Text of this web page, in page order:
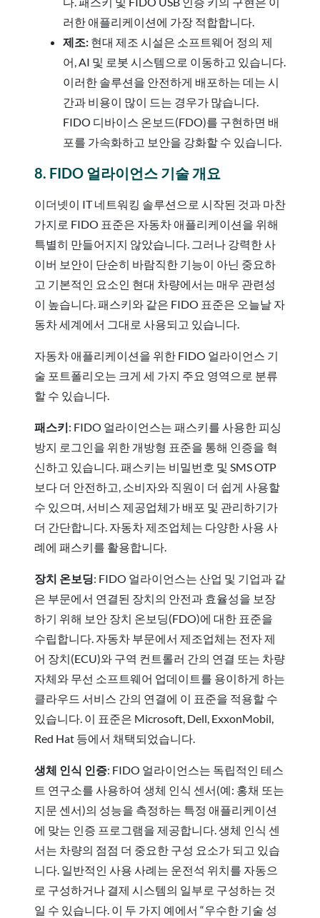
러한 애플리케이션에 가장 적합합니다.
제조: 현대 제조 시설은 소프트웨어 정의 제
어, AI 및 로봇 시스템으로 이동하고 있습니다.
이러한 솔루션을 안전하게 배포하는 데는 시
간과 비용이 많이 드는 경우가 많습니다.
FIDO 디바이스 온보드(FDO)를 구현하면 배
포를 가속화하고 보안을 강화할 수 있습니다.
8. FIDO 얼라이언스 기술 개요
이더넷이 IT 네트워킹 솔루션으로 시작된 것과 마찬
가지로 FIDO 표준은 자동차 애플리케이션을 위해
특별히 만들어지지 않았습니다. 그러나 강력한 사
이버 보안이 단순히 바람직한 기능이 아닌 중요하
고 기본적인 요소인 현대 차량에서는 매우 관련성
이 높습니다. 패스키와 같은 FIDO 표준은 오늘날 자
동차 세계에서 그대로 사용되고 있습니다.
자동차 애플리케이션을 위한 FIDO 얼라이언스 기
술 포트폴리오는 크게 세 가지 주요 영역으로 분류
할 수 있습니다.
패스키: FIDO 얼라이언스는 패스키를 사용한 피싱
방지 로그인을 위한 개방형 표준을 통해 인증을 혁
신하고 있습니다. 패스키는 비밀번호 및 SMS OTP
보다 더 안전하고, 소비자와 직원이 더 쉽게 사용할
수 있으며, 서비스 제공업체가 배포 및 관리하기가
더 간단합니다. 자동차 제조업체는 다양한 사용 사
례에 패스키를 활용합니다.
장치 온보딩: FIDO 얼라이언스는 산업 및 기업과 같
은 부문에서 연결된 장치의 안전과 효율성을 보장
하기 위해 보안 장치 온보딩(FDO)에 대한 표준을
수립합니다. 자동차 부문에서 제조업체는 전자 제
어 장치(ECU)와 구역 컨트롤러 간의 연결 또는 차량
자체와 무선 소프트웨어 업데이트를 용이하게 하는
클라우드 서비스 간의 연결에 이 표준을 적용할 수
있습니다. 이 표준은 Microsoft, Dell, ExxonMobil,
Red Hat 등에서 채택되었습니다.
생체 인식 인증: FIDO 얼라이언스는 독립적인 테스
트 연구소를 사용하여 생체 인식 센서(예: 홍채 또는
지문 센서)의 성능을 측정하는 특정 애플리케이션
에 맞는 인증 프로그램을 제공합니다. 생체 인식 센
서는 차량의 점점 더 중요한 구성 요소가 되고 있습
니다. 일반적인 사용 사례는 운전석 위치를 자동으
로 구성하거나 결제 시스템의 일부로 구성하는 것
일 수 있습니다. 이 두 가지 예에서 “우수한 기술 성